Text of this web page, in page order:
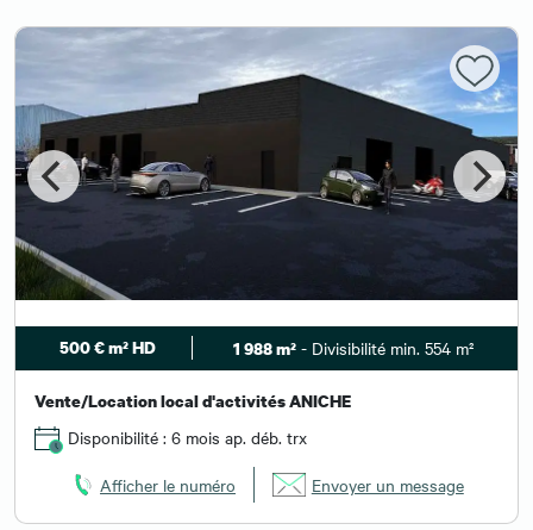
500 € m² HD 1 988 m²- Divisibilité min. 554 m²
Vente/Location local d'activités ANICHE
Disponibilité : 6 mois ap. déb. trx
Afficher le numéro Envoyer un message